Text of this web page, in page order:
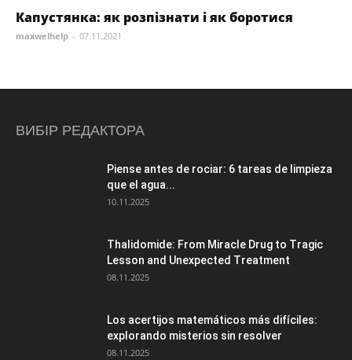
Капустянка: як розпізнати і як боротися
maxwelhelp - 07.11.2021
ВИБІР РЕДАКТОРА
Piense antes de rociar: 6 tareas de limpieza
que el agua...
10.11.2025
Thalidomide: From Miracle Drug to Tragic
Lesson and Unexpected Treatment
08.11.2025
Los acertijos matemáticos más difíciles:
explorando misterios sin resolver
08.11.2025